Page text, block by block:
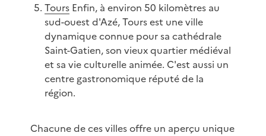
ToursEnfin, à environ 50 kilomètres au
sud-ouest d'Azé, Tours est une ville
dynamique connue pour sa cathédrale
Saint-Gatien, son vieux quartier médiéval
et sa vie culturelle animée. C'est aussi un
centre gastronomique réputé de la
région.
Chacune de ces villes offre un aperçu unique